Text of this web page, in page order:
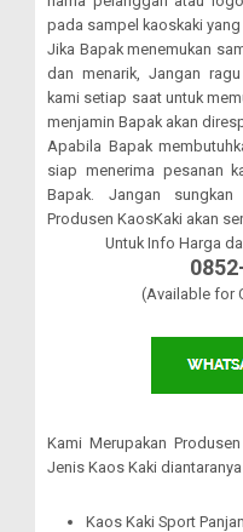
pada sampel kaoskaki yang
Jika Bapak menemukan
dan menarik, Jangan
kami setiap saat untuk
menjamin Bapak akan
Apabila Bapak
siap menerima pesanan
Bapak. Jangan
Produsen KaosKaki akan
Untuk Info Harga
(Available for
Kami Merupakan
Jenis Kaos Kaki diantaranya
Kaos Kaki Sport